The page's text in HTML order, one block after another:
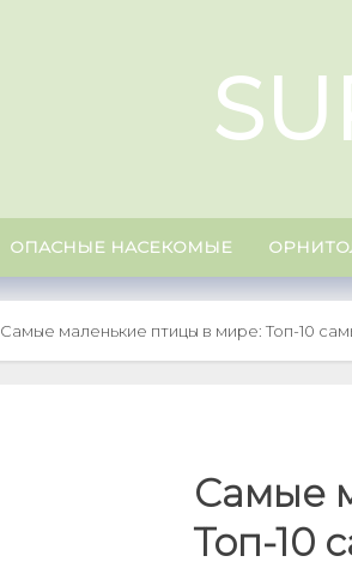
ОПАСНЫЕ НАСЕКОМЫЕ
Самые маленькие птицы в мире: Топ-10
Самые
Топ-10